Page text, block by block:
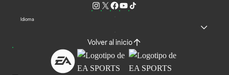
Idioma
Volver al inicio